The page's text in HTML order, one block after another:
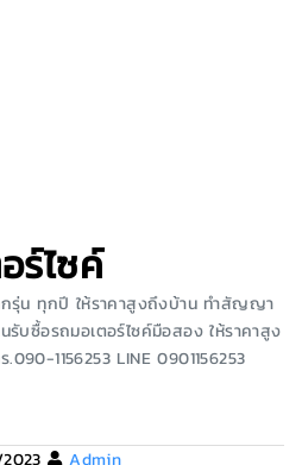
ร์ไซค์
กรุ่น ทุกปี ให้ราคาสูงถึงบ้าน ทำสัญญา
รับซื้อรถมอเตอร์ไซค์มือสอง ให้ราคาสูง
1156253 LINE 0901156253
Admin